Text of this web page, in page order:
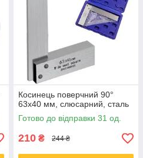
Косинець поверчний 90°
63x40 мм, слюсарний, сталь
Готово до відправки 31 од.
210 ₴ 244 ₴